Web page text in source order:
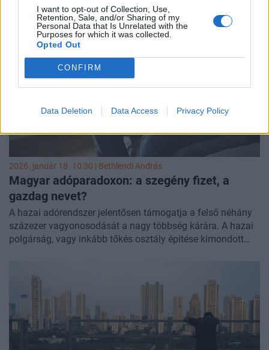
I want to opt-out of Collection, Use,
Retention, Sale, and/or Sharing of my
Personal Data that Is Unrelated with the
Purposes for which it was collected.
Opted Out
CONFIRM
Data Deletion Data Access Privacy Policy
tanulmányából, amelyet a davosi Világgazdasági Fórum
(WEF) előtt hoztak nyilvánoságra.
2026. január 18. 10:30 | Bethlendi András
Magyar adóparadoxon: a szegény fizet, a
gazdag nevet?
A hazai adórendszer jelentősen támogatja a felső néhány
százezer vagyonosodását a nagy többség kárára. A hazai
polgárság, vagy inkább tőkés osztály építése kimondott
arányaiban több adót fizetnek, mint a (leg)gazdagabbak.
Zsiday Viktor szerint érdemes némi finomítással a jelenlegi
rendszert fenntartani, egyet értve a fenti célokkal. A
„lecsorgás” elmélete azonban nemeztközi tapasztaltok
alapján már megbukott. Hazai adatokon alapján is
igazolható, hogy az elmélet itthon sem állja meg a helyét.